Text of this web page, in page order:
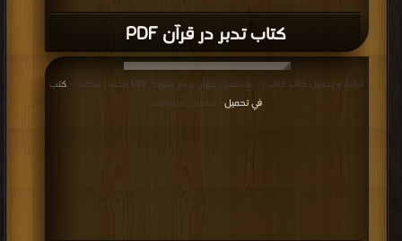
كتاب تدبر در قرآن PDF
قراءة و تحميل كتاب كتاب ای مسلمین جهان بیدار شوید PDF مجانا | مكتبة >
كتب
في تحميل
| التحميل : مرة/مرات